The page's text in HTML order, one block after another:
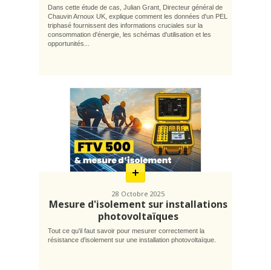
Dans cette étude de cas, Julian Grant, Directeur général de
Chauvin Arnoux UK, explique comment les données d'un PEL
triphasé fournissent des informations cruciales sur la
consommation d'énergie, les schémas d'utilisation et les
opportunités...
En
savoir
plus
28 Octobre 2025
Mesure d'isolement sur installations
photovoltaïques
Tout ce qu'il faut savoir pour mesurer correctement la
résistance d'isolement sur une installation photovoltaïque.